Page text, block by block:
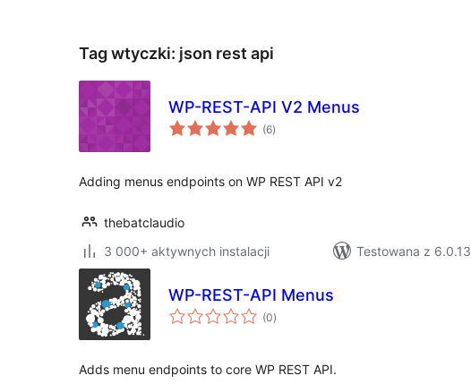
Tag wtyczki: json rest api
WP-REST-API V2 Menus
(6wszystkich
ocen
)
Adding menus endpoints on WP REST API v2
thebatclaudio
3 000+ aktywnych instalacji
Testowana z 6.0.13
WP-REST-API Menus
(0wszystkich
ocen
)
Adds menu endpoints to core WP REST API.